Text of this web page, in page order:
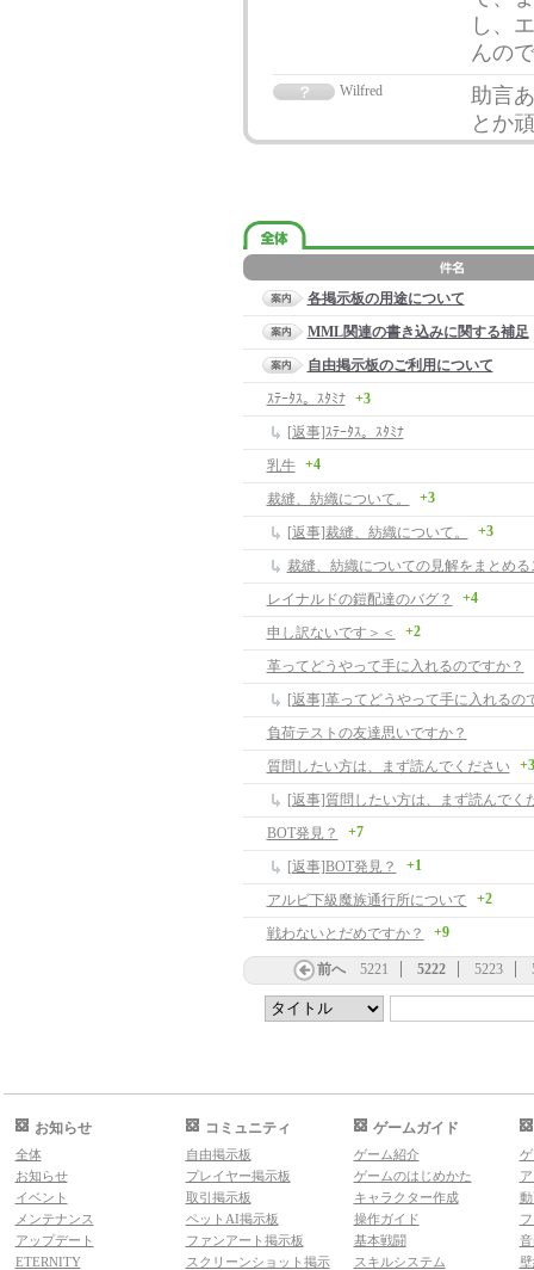
し、
んの
Wilfred
助言
とか
各掲示板の用途について
MML関連の書き込みに関する補足
自由掲示板のご利用について
ｽﾃｰﾀｽ。ｽﾀﾐﾅ
+3
[返事]ｽﾃｰﾀｽ。ｽﾀﾐﾅ
乳牛
+4
裁縫、紡織について。 +3
[返事]裁縫、紡織について。 +3
裁縫、紡織についての見解をまとめる
レイナルドの鎧配達のバグ？
+4
申し訳ないです＞＜ +2
革ってどうやって手に入れるのですか？
[返事]革ってどうやって手に入れるの
負荷テストの友達思いですか？
質問したい方は、まず読んでください
+3
[返事]質問したい方は、まず読んでく
BOT発見？
+7
[返事]BOT発見？ +1
アルビ下級魔族通行所について +2
戦わないとだめですか？ +9
前へ 5221 5222 5223
お知らせ
全体
お知らせ
イベント
メンテナンス
アップデート
ETERNITY
コミュニティ
自由掲示板
プレイヤー掲示板
取引掲示板
ペットAI掲示板
ファンアート掲示板
スクリーンショット掲示
ゲームガイド
ゲーム紹介
ゲームのはじめかた
キャラクター作成
操作ガイド
基本戦闘
スキルシステム